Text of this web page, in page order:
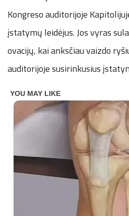
Kongreso auditorijoje
įstatymų leidėjus. Jos vyras
ovacijų, kai anksčiau vaizdo
auditorijoje susirinkusius